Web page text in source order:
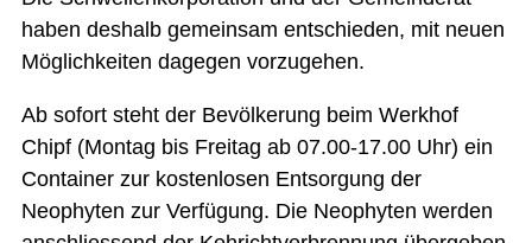
haben deshalb gemeinsam entschieden, mit neuen
Möglichkeiten dagegen vorzugehen.
Ab sofort steht der Bevölkerung beim Werkhof
Chipf (Montag bis Freitag ab 07.00-17.00 Uhr) ein
Container zur kostenlosen Entsorgung der
Neophyten zur Verfügung. Die Neophyten werden